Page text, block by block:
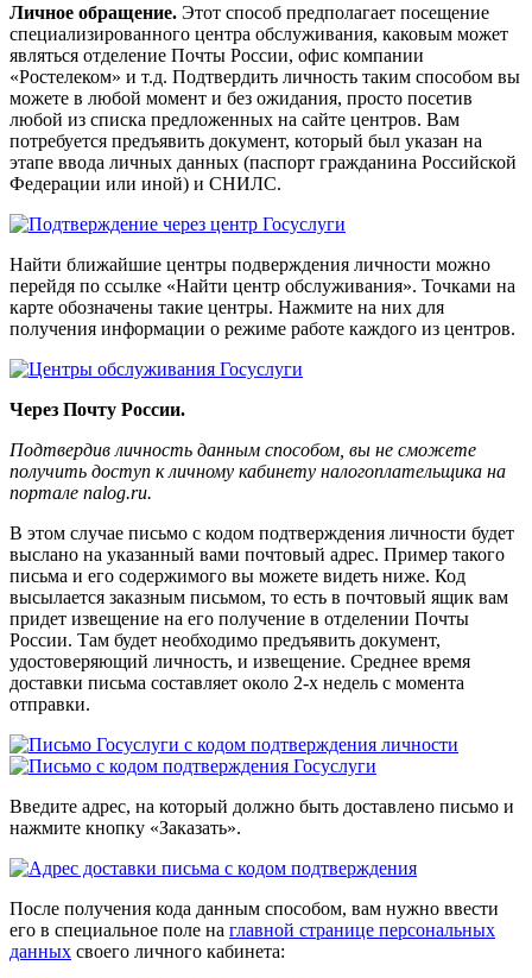
Личное обращение. Этот способ предполагает посещение
специализированного центра обслуживания, каковым может
являться отделение Почты России, офис компании
«Ростелеком» и т.д. Подтвердить личность таким способом вы
можете в любой момент и без ожидания, просто посетив
любой из списка предложенных на сайте центров. Вам
потребуется предъявить документ, который был указан на
этапе ввода личных данных (паспорт гражданина Российской
Федерации или иной) и СНИЛС.
Найти ближайшие центры подверждения личности можно
перейдя по ссылке «Найти центр обслуживания». Точками на
карте обозначены такие центры. Нажмите на них для
получения информации о режиме работе каждого из центров.
Через Почту России.
Подтвердив личность данным способом, вы не сможете
получить доступ к личному кабинету налогоплательщика на
портале nalog.ru.
В этом случае письмо с кодом подтверждения личности будет
выслано на указанный вами почтовый адрес. Пример такого
письма и его содержимого вы можете видеть ниже. Код
высылается заказным письмом, то есть в почтовый ящик вам
придет извещение на его получение в отделении Почты
России. Там будет необходимо предъявить документ,
удостоверяющий личность, и извещение. Среднее время
доставки письма составляет около 2-х недель с момента
отправки.
Введите адрес, на который должно быть доставлено письмо и
нажмите кнопку «Заказать».
После получения кода данным способом, вам нужно ввести
его в специальное поле на главной странице персональных
данных своего личного кабинета: